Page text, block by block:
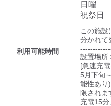
中速-20kW-以上
利用可能時間
日曜
祝祭日
この施設
分かれて
設置場所
[急速充
5月下旬
能性あり
限されま
充電15分